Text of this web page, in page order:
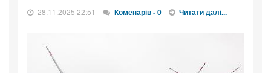
28.11.2025 22:51 Коменарів - 0 Читати далі...